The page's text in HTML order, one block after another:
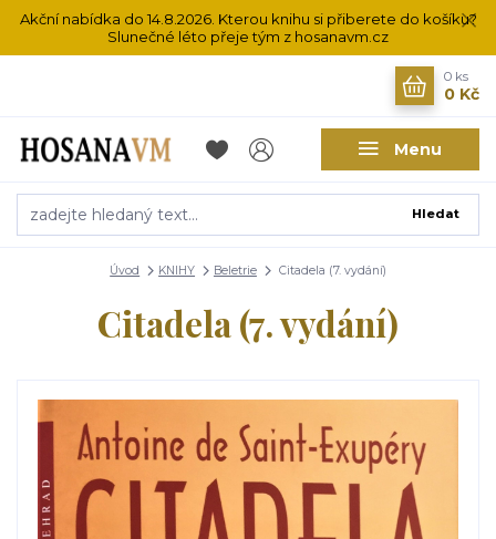
Akční nabídka do 14.8.2026. Kterou knihu si přiberete do košíku?
Slunečné léto přeje tým z hosanavm.cz
Menu
Hledat
0 ks
0 Kč
Úvod KNIHY Beletrie Citadela (7. vydání)
Citadela (7. vydání)